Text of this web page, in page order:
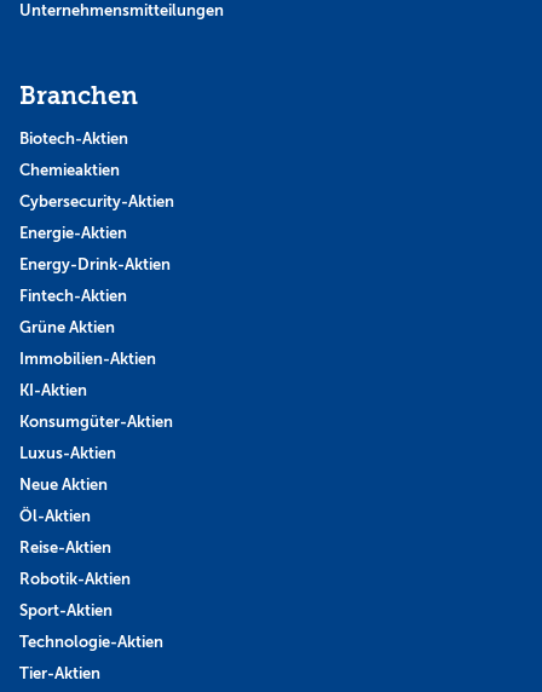
Unternehmensmitteilungen
Branchen
Biotech-Aktien
Chemieaktien
Cybersecurity-Aktien
Energie-Aktien
Energy-Drink-Aktien
Fintech-Aktien
Grüne Aktien
Immobilien-Aktien
KI-Aktien
Konsumgüter-Aktien
Luxus-Aktien
Neue Aktien
Öl-Aktien
Reise-Aktien
Robotik-Aktien
Sport-Aktien
Technologie-Aktien
Tier-Aktien